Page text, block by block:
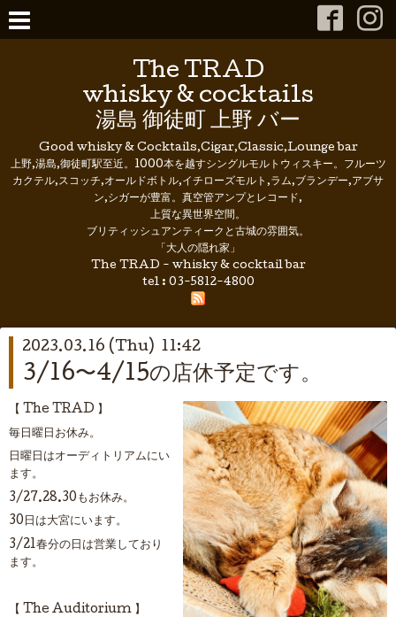
The TRAD
whisky & cocktails
湯島 御徒町 上野 バー
Good whisky & Cocktails,Cigar,Classic,Lounge bar
上野,湯島,御徒町駅至近。1000本を越すシングルモルトウィスキー。フルーツ
カクテル,スコッチ,オールドボトル,イチローズモルト,ラム,ブランデー,アブサ
ン,シガーが豊富。真空管アンプとレコード,
上質な異世界空間。
ブリティッシュアンティークと古城の雰囲気。
「大人の隠れ家」
The TRAD - whisky & cocktail bar
tel : 03-5812-4800
2023.03.16 (Thu) 11:42
3/16〜4/15の店休予定です。
【 The TRAD 】
毎日曜日お休み。
日曜日はオーディトリアムにい
ます。
3/27.28.30もお休み。
30日は大宮にいます。
3/21春分の日は営業しており
ます。
【 The Auditorium 】